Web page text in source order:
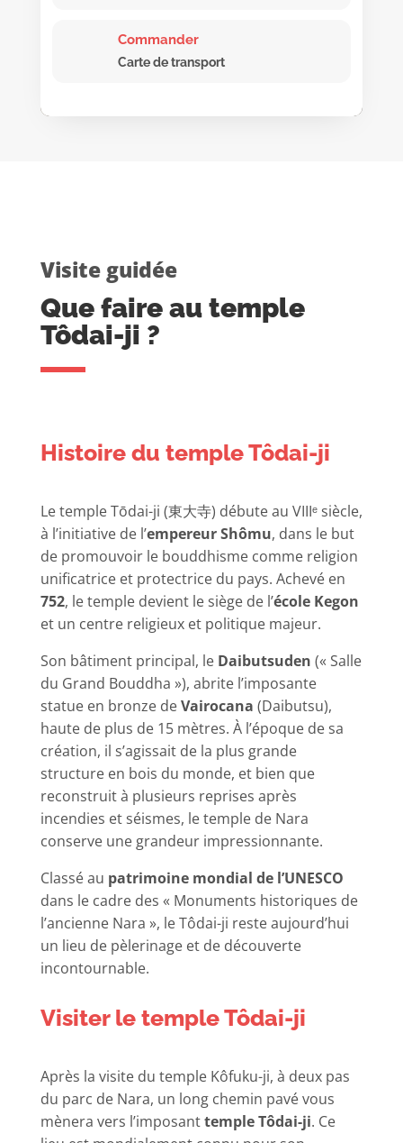
Commander
Carte de transport
Visite guidée
Que faire au temple
Tôdai-ji ?
Histoire du temple Tôdai-ji
Le temple Tōdai-ji (東大寺) débute au VIIIᵉ siècle,
à l’initiative de l’empereur Shômu, dans le but
de promouvoir le bouddhisme comme religion
unificatrice et protectrice du pays. Achevé en
752, le temple devient le siège de l’école Kegon
et un centre religieux et politique majeur.
Son bâtiment principal, le Daibutsuden (« Salle
du Grand Bouddha »), abrite l’imposante
statue en bronze deVairocana (Daibutsu),
haute de plus de 15 mètres. À l’époque de sa
création, il s’agissait de la plus grande
structure en bois du monde, et bien que
reconstruit à plusieurs reprises après
incendies et séismes, le temple de Nara
conserve une grandeur impressionnante.
Classé au patrimoine mondial de l’UNESCO
dans le cadre des « Monuments historiques de
l’ancienne Nara », le Tôdai-ji reste aujourd’hui
un lieu de pèlerinage et de découverte
incontournable.
Visiter le temple Tôdai-ji
Après la visite du temple Kôfuku-ji, à deux pas
du parc de Nara, un long chemin pavé vous
mènera vers l’imposanttemple Tôdai-ji. Ce